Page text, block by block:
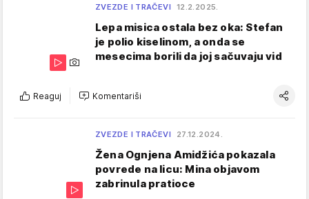
ZVEZDE I TRAČEVI 12.2.2025.
Lepa misica ostala bez oka: Stefan
je polio kiselinom, a onda se
mesecima borili da joj sačuvaju vid
Reaguj Komentariši
ZVEZDE I TRAČEVI 27.12.2024.
Žena Ognjena Amidžića pokazala
povrede na licu: Mina objavom
zabrinula pratioce